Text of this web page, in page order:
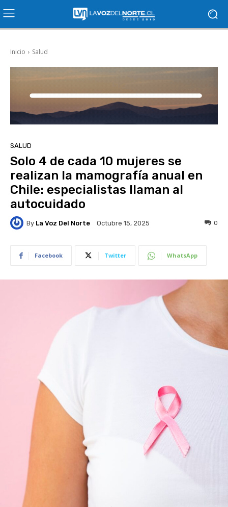
Inicio Salud
SALUD
Solo 4 de cada 10 mujeres se
realizan la mamografía anual en
Chile: especialistas llaman al
autocuidado
By La Voz Del Norte Octubre 15, 2025 0
Facebook Twitter WhatsApp